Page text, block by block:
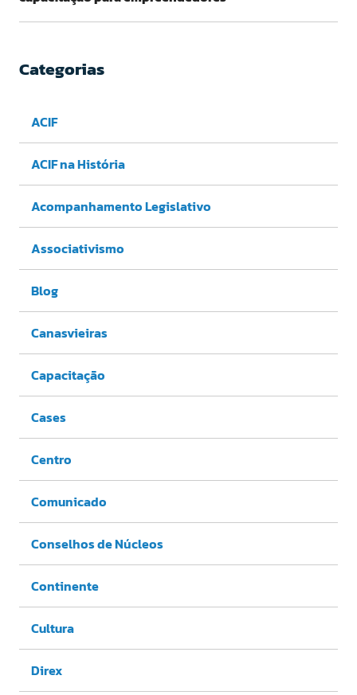
Categorias
ACIF
ACIF na História
Acompanhamento Legislativo
Associativismo
Blog
Canasvieiras
Capacitação
Cases
Centro
Comunicado
Conselhos de Núcleos
Continente
Cultura
Direx